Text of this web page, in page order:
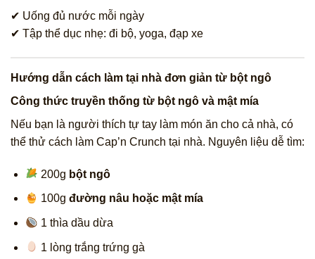
✔ Uống đủ nước mỗi ngày
✔ Tập thể dục nhẹ: đi bộ, yoga, đạp xe
Hướng dẫn cách làm tại nhà đơn giản từ bột ngô
Công thức truyền thống từ bột ngô và mật mía
Nếu bạn là người thích tự tay làm món ăn cho cả nhà, có
thể thử cách làm Cap’n Crunch tại nhà. Nguyên liệu dễ tìm:
200g bột ngô
100gđường nâu hoặc mật mía
1 thìa dầu dừa
1 lòng trắng trứng gà